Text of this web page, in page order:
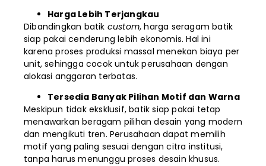
Harga Lebih Terjangkau
Dibandingkan batik custom, harga seragam batik
siap pakai cenderung lebih ekonomis. Hal ini
karena proses produksi massal menekan biaya per
unit, sehingga cocok untuk perusahaan dengan
alokasi anggaran terbatas.
Tersedia Banyak Pilihan Motif dan Warna
Meskipun tidak eksklusif, batik siap pakai tetap
menawarkan beragam pilihan desain yang modern
dan mengikuti tren. Perusahaan dapat memilih
motif yang paling sesuai dengan citra institusi,
tanpa harus menunggu proses desain khusus.